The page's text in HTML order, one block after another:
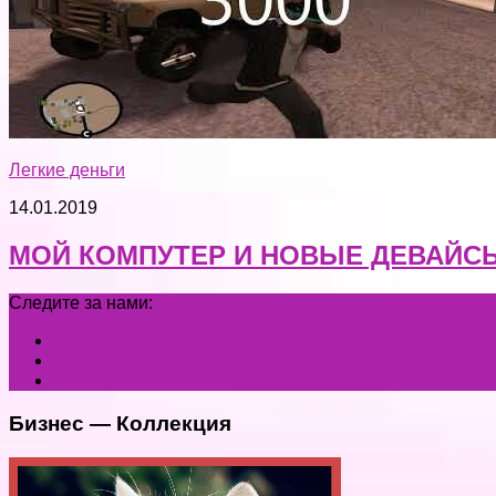
Легкие деньги
14.01.2019
МОЙ КОМПУТЕР И НОВЫЕ
Следите за нами:
Бизнес — Коллекция